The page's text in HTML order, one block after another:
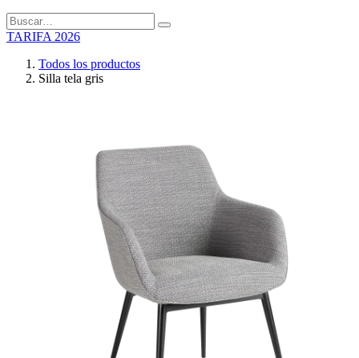
TARIFA 2026
Todos los productos
Silla tela gris